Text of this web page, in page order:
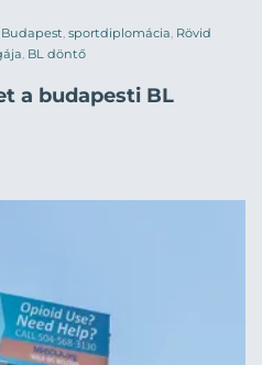
Budapest sportdiplomácia Rövid
BL döntő
a budapesti BL